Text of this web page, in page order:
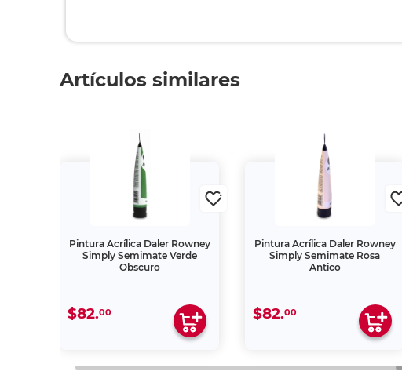
Artículos similares
Pintura Acrílica Daler Rowney
Simply Semimate Verde
Obscuro
$82.00
Pintura Acrílica Daler Rowney
Simply Semimate Rosa
Antico
$82.00